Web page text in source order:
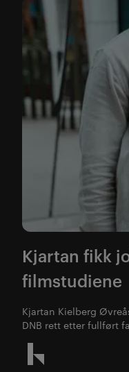
Kjartan fikk
filmstudiene
Kjartan Kielberg
DNB rett etter fullført